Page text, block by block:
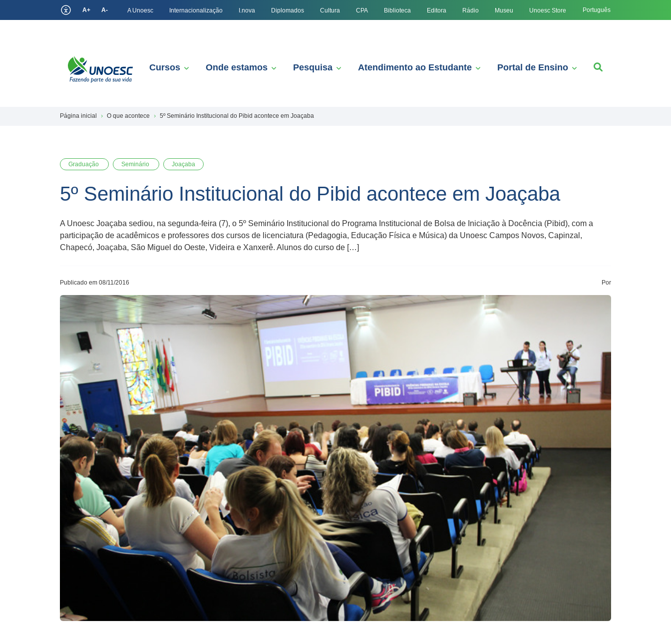
A+ A- A Unoesc Internacionalização I.nova Diplomados Cultura CPA Biblioteca Editora Rádio Museu Unoesc Store Português
Cursos Onde estamos Pesquisa Atendimento ao Estudante Portal de Ensino
Página inicial O que acontece 5º Seminário Institucional do Pibid acontece em Joaçaba
Graduação Seminário Joaçaba
5º Seminário Institucional do Pibid acontece em Joaçaba
A Unoesc Joaçaba sediou, na segunda-feira (7), o 5º Seminário Institucional do Programa Institucional de Bolsa de Iniciação à Docência (Pibid), com a
participação de acadêmicos e professores dos cursos de licenciatura (Pedagogia, Educação Física e Música) da Unoesc Campos Novos, Capinzal,
Chapecó, Joaçaba, São Miguel do Oeste, Videira e Xanxerê. Alunos do curso de […]
Publicado em 08/11/2016 Por